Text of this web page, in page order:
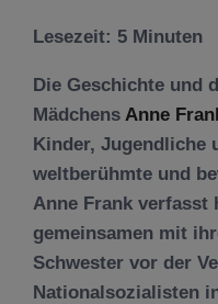
Lesezeit: 5 Minuten
Die Geschichte und
Mädchens Anne
Kinder, Jugendliche
weltberühmte und
Anne Frank verfasst
gemeinsamen mit
Schwester vor der
Nationalsozialisten